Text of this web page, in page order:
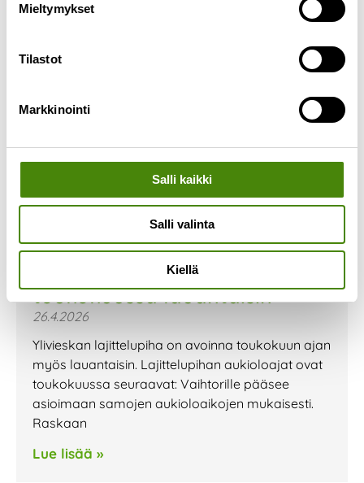
Mieltymykset
Tilastot
Markkinointi
Salli kaikki
Salli valinta
Kiellä
Ylivieskan lajittelupiha auki
toukokuussa lauantaisin
26.4.2026
Ylivieskan lajittelupiha on avoinna toukokuun ajan
myös lauantaisin. Lajittelupihan aukioloajat ovat
toukokuussa seuraavat: Vaihtorille pääsee
asioimaan samojen aukioloaikojen mukaisesti.
Raskaan
Lue lisää »